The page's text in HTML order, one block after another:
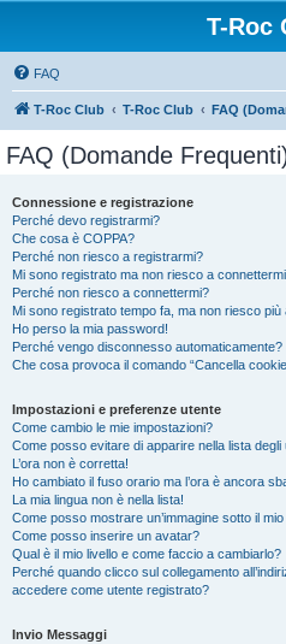
T-Roc
FAQ
T-Roc Club T-Roc Club FAQ
FAQ (Domande
Connessione e registrazione
Perché devo registrarmi?
Che cosa è COPPA?
Perché non riesco a registrarmi?
Mi sono registrato ma non riesco a
Perché non riesco a connettermi?
Mi sono registrato tempo fa, ma non riesco più
Ho perso la mia password!
Perché vengo disconnesso automaticamente?
Che cosa provoca il comando “Cancella
Impostazioni e preferenze utente
Come cambio le mie impostazioni?
Come posso evitare di apparire nella lista degli
L’ora non è corretta!
Ho cambiato il fuso orario ma l’ora è ancora
La mia lingua non è nella lista!
Come posso mostrare un’immagine sotto il
Come posso inserire un avatar?
Qual è il mio livello e come faccio a cambiarlo?
Perché quando clicco sul collegamento
accedere come utente registrato?
Invio Messaggi